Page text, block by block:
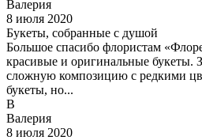
Валерия
8 июля 2020
Букеты, собранные с душой
Большое спасибо флористам
красивые и оригинальные букеты.
сложную композицию с редкими
букеты, но...
В
Валерия
8 июля 2020